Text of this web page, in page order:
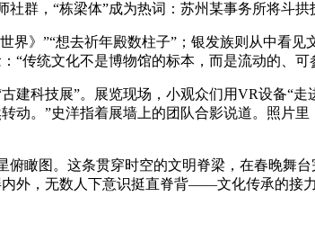
社群，“栋梁体”成为热词：苏州某事务所将
》”“想去祈年殿数柱子”；银发族则从中看
“传统文化不是博物馆的标本，而是流动的、可
技展”。展览现场，小观众们用VR设备“走
动。”史洋指着展墙上的团队合影说道。照片
图。这条贯穿时空的文明脊梁，在春晚舞
外，无数人下意识挺直脊背——文化传承的接